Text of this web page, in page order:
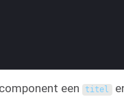
een titel